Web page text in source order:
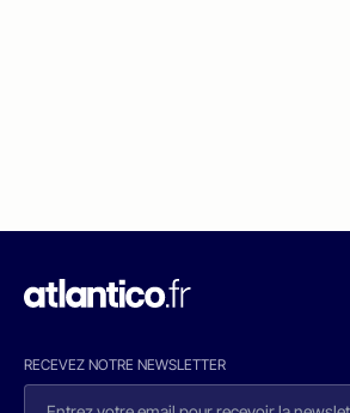
RECEVEZ NOTRE NEWSLETTER